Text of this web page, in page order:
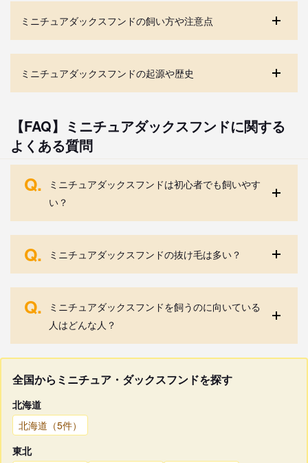
ミニチュアダックスフンドの飼い方や注意点
ミニチュアダックスフンドの起源や歴史
【FAQ】ミニチュアダックスフンドに関する
よくある質問
Q.
ミニチュアダックスフンドは初心者でも飼いやす
い？
Q. ミニチュアダックスフンドの抜け毛は多い？
Q.
ミニチュアダックスフンドを飼うのに向いている
人はどんな人？
全国からミニチュア・ダックスフンドを探す
北海道
北海道（5件）
東北